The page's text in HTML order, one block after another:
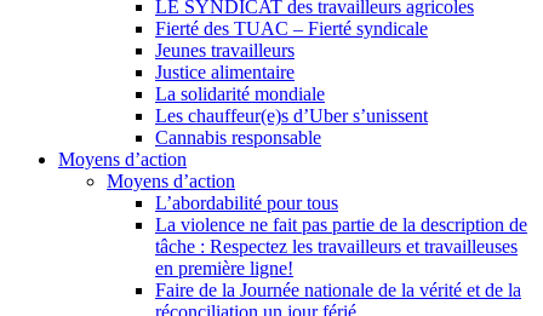
LE SYNDICAT des travailleurs agricoles
Fierté des TUAC – Fierté syndicale
Jeunes travailleurs
Justice alimentaire
La solidarité mondiale
Les chauffeur(e)s d’Uber s’unissent
Cannabis responsable
Moyens d’action
Moyens d’action
L’abordabilité pour tous
La violence ne fait pas partie de la description de
tâche : Respectez les travailleurs et travailleuses
en première ligne!
Faire de la Journée nationale de la vérité et de la